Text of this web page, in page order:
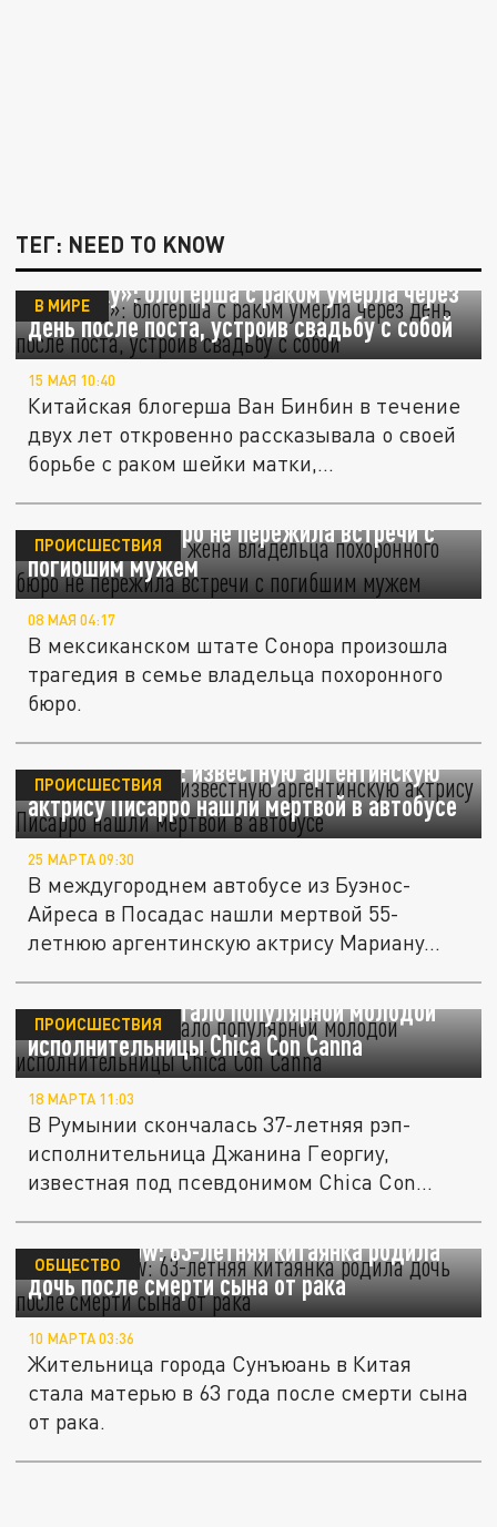
ТЕГ: NEED TO KNOW
«Я ухожу»: блогерша с раком умерла через
день после поста, устроив свадьбу с собой
В МИРЕ
15 МАЯ 10:40
Китайская блогерша Ван Бинбин в течение
двух лет откровенно рассказывала о своей
борьбе с раком шейки матки,...
Инфаркт у гроба: жена владельца
похоронного бюро не пережила встречи с
погибшим мужем
ПРОИСШЕСТВИЯ
08 МАЯ 04:17
В мексиканском штате Сонора произошла
трагедия в семье владельца похоронного
бюро.
Уснула навечно: известную аргентинскую
актрису Писарро нашли мертвой в автобусе
ПРОИСШЕСТВИЯ
25 МАРТА 09:30
В междугороднем автобусе из Буэнос-
Айреса в Посадас нашли мертвой 55-
летнюю аргентинскую актрису Мариану...
В Румынии не стало популярной молодой
исполнительницы Chica Con Canna
ПРОИСШЕСТВИЯ
18 МАРТА 11:03
В Румынии скончалась 37-летняя рэп-
исполнительница Джанина Георгиу,
известная под псевдонимом Chica Con
Need to Know: 63-летняя китаянка родила
дочь после смерти сына от рака
ОБЩЕСТВО
10 МАРТА 03:36
Жительница города Сунъюань в Китая
стала матерью в 63 года после смерти сына
от рака.